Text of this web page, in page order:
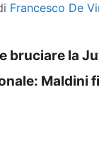
Francesco De
bruciare la
Maldini